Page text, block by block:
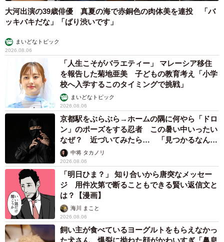
大河出演の39歳俳優 真夏の海で赤銅色の肉体美を連投 「バ
ッキバキだな」「ばり渋いです」
まいどなトピック
2026.08.06
「人生こそがバラエティー」 マレーシア移住
を報告した菊地亜美 子どもの教育考え「小学
校へ入学するこのタイミングで挑戦」
まいどなトピック
2026.08.06
京都駅をぶらぶら→ホームの隅に何やら「ドロ
ン」のポーズをする忍者 この暑い中いったい
なぜ？ 近づいてみたら… 「見つかるなんて
未熟」中将 タカノリ
2026.08.06
「明日ひま？」 知り合いから唐突なメッセー
ジ 用件次第で断ることもできる賢い返信文と
は？【漫画】
海川 まこと
2026.08.06
飼い主が食べているヨーグルトをもらえなかっ
た犬さん、爆裂に拗ねた顔がかわいすぎ「鼻息